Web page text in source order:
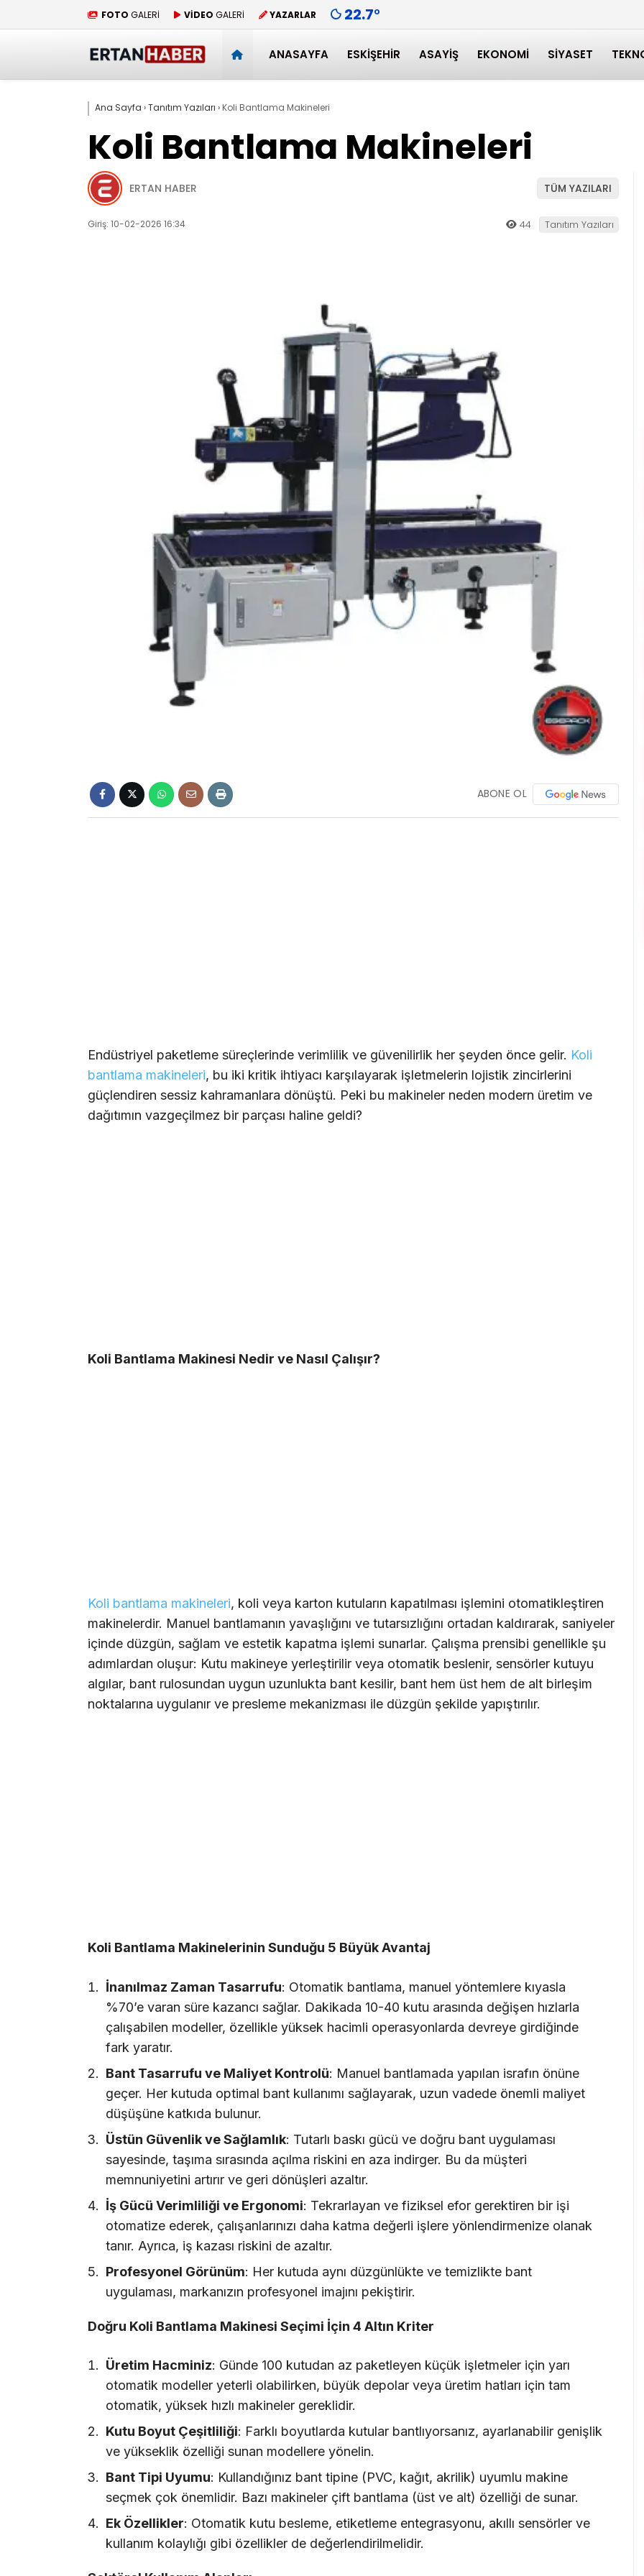
FOTO GALERİ VİDEO GALERİ YAZARLAR 22.7°
ANASAYFA ESKIŞEHIR ASAYIŞ EKONOMI SIYASET
Ana Sayfa ›Tanıtım Yazıları › Koli Bantlama Makineleri
Koli Bantlama Makineleri
ERTAN HABER TÜM YAZILARI
Giriş: 10-02-2026 16:34 44 Tanıtım Yazıları
ABONE OL
Endüstriyel paketleme süreçlerinde verimlilik ve güvenilirlik her şeyden önce gelir. Koli
bantlama makineleri, bu iki kritik ihtiyacı karşılayarak işletmelerin lojistik zincirlerini
güçlendiren sessiz kahramanlara dönüştü. Peki bu makineler neden modern üretim ve
dağıtımın vazgeçilmez bir parçası haline geldi?
Koli Bantlama Makinesi Nedir ve Nasıl Çalışır?
Koli bantlama makineleri, koli veya karton kutuların kapatılması işlemini otomatikleştiren
makinelerdir. Manuel bantlamanın yavaşlığını ve tutarsızlığını ortadan kaldırarak, saniyeler
içinde düzgün, sağlam ve estetik kapatma işlemi sunarlar. Çalışma prensibi genellikle şu
adımlardan oluşur: Kutu makineye yerleştirilir veya otomatik beslenir, sensörler kutuyu
algılar, bant rulosundan uygun uzunlukta bant kesilir, bant hem üst hem de alt birleşim
noktalarına uygulanır ve presleme mekanizması ile düzgün şekilde yapıştırılır.
Koli Bantlama Makinelerinin Sunduğu 5 Büyük Avantaj
İnanılmaz Zaman Tasarrufu: Otomatik bantlama, manuel yöntemlere kıyasla
%70’e varan süre kazancı sağlar. Dakikada 10-40 kutu arasında değişen hızlarla
çalışabilen modeller, özellikle yüksek hacimli operasyonlarda devreye girdiğinde
fark yaratır.
Bant Tasarrufu ve Maliyet Kontrolü: Manuel bantlamada yapılan israfın önüne
geçer. Her kutuda optimal bant kullanımı sağlayarak, uzun vadede önemli maliyet
düşüşüne katkıda bulunur.
Üstün Güvenlik ve Sağlamlık: Tutarlı baskı gücü ve doğru bant uygulaması
sayesinde, taşıma sırasında açılma riskini en aza indirger. Bu da müşteri
memnuniyetini artırır ve geri dönüşleri azaltır.
İş Gücü Verimliliği ve Ergonomi: Tekrarlayan ve fiziksel efor gerektiren bir işi
otomatize ederek, çalışanlarınızı daha katma değerli işlere yönlendirmenize olanak
tanır. Ayrıca, iş kazası riskini de azaltır.
Profesyonel Görünüm: Her kutuda aynı düzgünlükte ve temizlikte bant
uygulaması, markanızın profesyonel imajını pekiştirir.
Doğru Koli Bantlama Makinesi Seçimi İçin 4 Altın Kriter
Üretim Hacminiz: Günde 100 kutudan az paketleyen küçük işletmeler için yarı
otomatik modeller yeterli olabilirken, büyük depolar veya üretim hatları için tam
otomatik, yüksek hızlı makineler gereklidir.
Kutu Boyut Çeşitliliği: Farklı boyutlarda kutular bantlıyorsanız, ayarlanabilir genişlik
ve yükseklik özelliği sunan modellere yönelin.
Bant Tipi Uyumu: Kullandığınız bant tipine (PVC, kağıt, akrilik) uyumlu makine
seçmek çok önemlidir. Bazı makineler çift bantlama (üst ve alt) özelliği de sunar.
Ek Özellikler: Otomatik kutu besleme, etiketleme entegrasyonu, akıllı sensörler ve
kullanım kolaylığı gibi özellikler de değerlendirilmelidir.